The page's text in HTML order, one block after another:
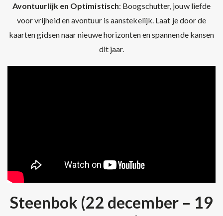
Avontuurlijk en Optimistisch: Boogschutter, jouw liefde
voor vrijheid en avontuur is aanstekelijk. Laat je door de
kaarten gidsen naar nieuwe horizonten en spannende kansen
dit jaar.
Steenbok (22 december – 19